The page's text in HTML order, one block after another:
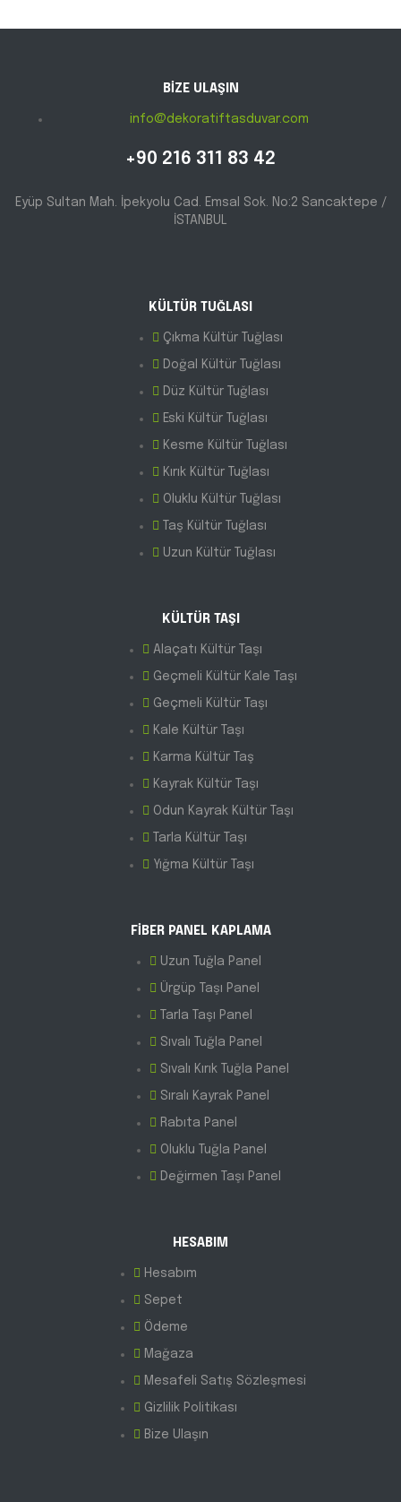
KÜLTÜR TUĞLASI
Çıkma Kültür Tuğlası
Doğal Kültür Tuğlası
Düz Kültür Tuğlası
Eski Kültür Tuğlası
Kesme Kültür Tuğlası
Kırık Kültür Tuğlası
Oluklu Kültür Tuğlası
Taş Kültür Tuğlası
Uzun Kültür Tuğlası
KÜLTÜR TAŞI
Alaçatı Kültür Taşı
Geçmeli Kültür Kale Taşı
Geçmeli Kültür Taşı
Kale Kültür Taşı
Karma Kültür Taş
Kayrak Kültür Taşı
Odun Kayrak Kültür Taşı
Tarla Kültür Taşı
Yığma Kültür Taşı
FİBER PANEL KAPLAMA
Uzun Tuğla Panel
Ürgüp Taşı Panel
Tarla Taşı Panel
Sıvalı Tuğla Panel
Sıvalı Kırık Tuğla Panel
Sıralı Kayrak Panel
Rabıta Panel
Oluklu Tuğla Panel
Değirmen Taşı Panel
HESABIM
Hesabım
Sepet
Ödeme
Mağaza
Mesafeli Satış Sözleşmesi
Gizlilik Politikası
Bize Ulaşın
BİZE ULAŞIN
info@dekoratiftasduvar.com
+90 216 311 83 42
Eyüp Sultan Mah. İpekyolu Cad. Emsal Sok. No:2 Sancaktepe /
İSTANBUL